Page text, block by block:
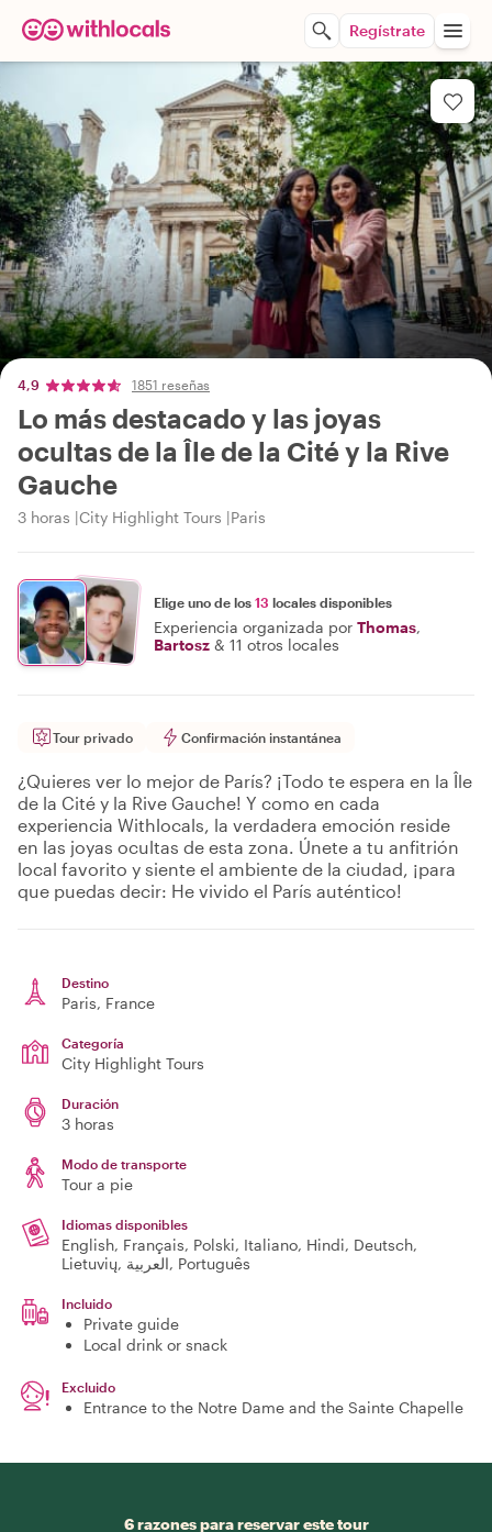
Regístrate
4,9 1851 reseñas
Lo más destacado y las joyas
ocultas de la Île de la Cité y la Rive
Gauche
3 horas City Highlight Tours Paris
Elige uno de los 13 locales disponibles
Experiencia organizada por Thomas,
Bartosz & 11 otros locales
Tour privado Confirmación instantánea
¿Quieres ver lo mejor de París? ¡Todo te espera en la Île
de la Cité y la Rive Gauche! Y como en cada
experiencia Withlocals, la verdadera emoción reside
en las joyas ocultas de esta zona. Únete a tu anfitrión
local favorito y siente el ambiente de la ciudad, ¡para
que puedas decir: He vivido el París auténtico!
Destino
Paris, France
Categoría
City Highlight Tours
Duración
3 horas
Modo de transporte
Tour a pie
Idiomas disponibles
English, Français, Polski, Italiano, Hindi, Deutsch,
Lietuvių, العربية, Português
Incluido
Private guide
Local drink or snack
Excluido
Entrance to the Notre Dame and the Sainte Chapelle
6 razones para reservar este tour